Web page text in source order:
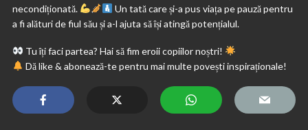
necondiționată.
Un tată care și-a pus viața pe pauză pentru
a fi alături de fiul său și a-l ajuta să își atingă potențialul.
Tu îți faci partea? Hai să fim eroii copiilor noștri!
Dă like & abonează-te pentru mai multe povești inspiraționale!